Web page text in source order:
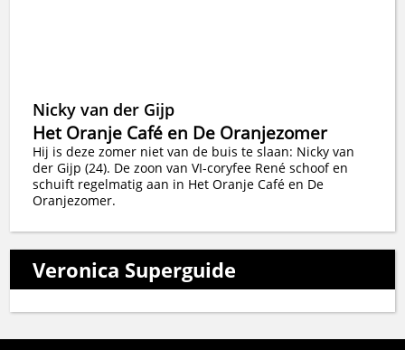
Nicky van der Gijp
Het Oranje Café en De Oranjezomer
Hij is deze zomer niet van de buis te slaan: Nicky van
der Gijp (24). De zoon van VI-coryfee René schoof en
schuift regelmatig aan in Het Oranje Café en De
Oranjezomer.
Veronica Superguide